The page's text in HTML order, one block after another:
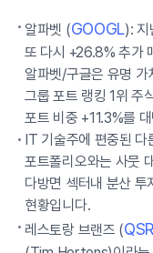
알파벳 (GOOGL): 지
또 다시 +26.8% 추가
알파벳/구글은 유명
그룹 포트 랭킹 1위 주
포트 비중 +11.3%를
IT 기술주에 편중된 다
포트폴리오와는 사뭇
다방면 섹터내 분산 투
현황입니다.
레스토랑 브랜즈 (QSR